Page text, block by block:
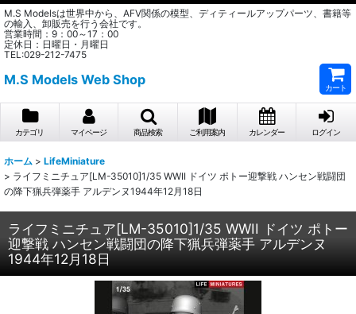
M.S Modelsは世界中から、AFV関係の模型、ディティールアップパーツ、書籍等
の輸入、卸販売を行う会社です。
営業時間：9：00～17：00
定休日：日曜日・月曜日
TEL:029-212-7475
M.S Models Web Shop
カート
カテゴリ マイページ 商品検索 ご利用案内 カレンダー ログイン
ホーム > LifeMiniature
> ライフミニチュア[LM-35010]1/35 WWII ドイツ ポトー迎撃戦 ハンセン戦闘団
の降下猟兵弾薬手 アルデンヌ1944年12月18日
ライフミニチュア[LM-35010]1/35 WWII ドイツ ポトー
迎撃戦 ハンセン戦闘団の降下猟兵弾薬手 アルデンヌ
1944年12月18日